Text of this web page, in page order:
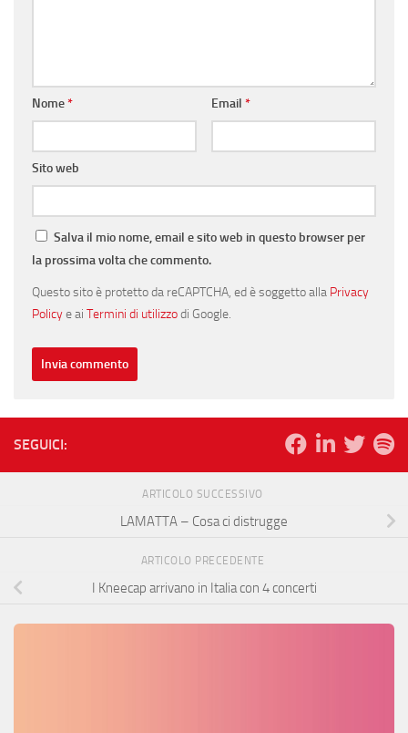
Nome* Email *
Sito web
Salva il mio nome, email e sito web in questo browser per
la prossima volta che commento.
Questo sito è protetto da reCAPTCHA, ed è soggetto alla Privacy
Policye ai Termini di utilizzodi Google.
SEGUICI:
ARTICOLO SUCCESSIVO
LAMATTA – Cosa ci distrugge
ARTICOLO PRECEDENTE
I Kneecap arrivano in Italia con 4 concerti